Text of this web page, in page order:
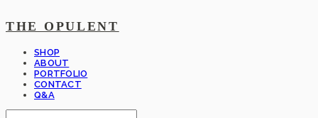
THE OPULENT
SHOP
ABOUT
PORTFOLIO
CONTACT
Q&A